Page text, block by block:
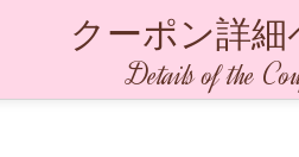
クーポン詳細
Details of the